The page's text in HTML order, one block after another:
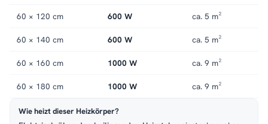
60 × 120 cm 600 W ca. 5 m²
60 × 140 cm 600 W ca. 5 m²
60 × 160 cm 1000 W ca. 9 m²
60 × 180 cm 1000 W ca. 9 m²
Wie heizt dieser Heizkörper?